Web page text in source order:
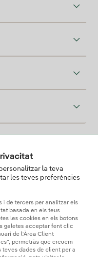
la teva
les teves preferències
i de tercers per analitzar els
basada en els teus
les cookies en els botons
galetes acceptar fent clic
de l'Àrea Client
permetràs que creuem
teves dades de client per a